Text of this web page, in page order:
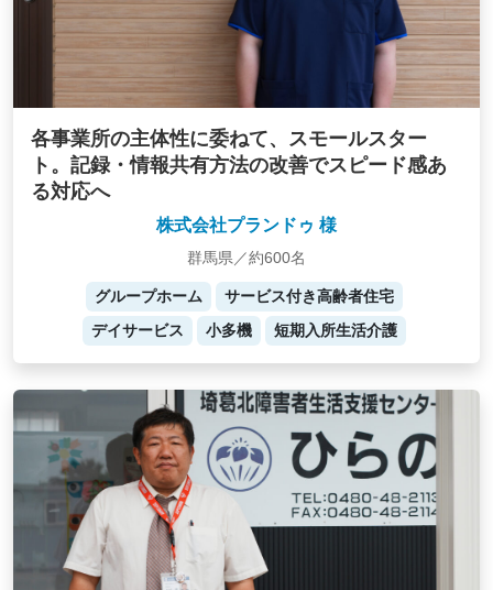
各事業所の主体性に委ねて、スモールスター
ト。記録・情報共有方法の改善でスピード感あ
る対応へ
株式会社プランドゥ 様
群馬県／約600名
グループホーム
サービス付き高齢者住宅
デイサービス
小多機 短期入所生活介護